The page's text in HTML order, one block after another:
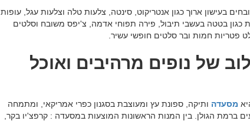
בעישון ארוך כגון אנטריקוט, סינטה, צלעות טלה וצלעות עגל, עופות
כגון בטטה בעשבי תיבול, פירה תפוחי אדמה, צ'יפס משובח וסלטים
פטריות חמות ובר סלטים חופשי עשיר.
של נופים מרהיבים ואוכל
מסעדה ותיקה, ספונת עץ ומעוצבת בסגנון כפרי אמריקאי, ומתמחה
ברמת הגולן. בין המנות הראשונות המוצעות במסעדה : קרפצ'יו בקר,